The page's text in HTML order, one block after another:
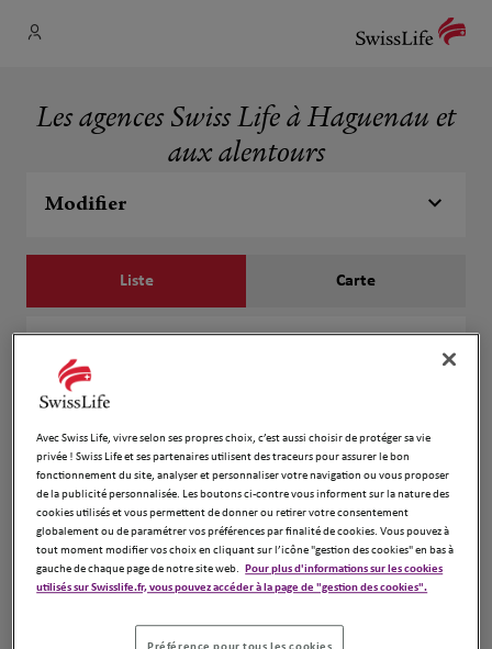
Les agences Swiss Life à Haguenau et
aux alentours
Modifier
Liste Carte
1
2.95 km
Fermé aujourd'hui
Numéro
Voir plus
Yves Freyermuth
39 Rue Nationale
Avec Swiss Life, vivre selon ses propres choix, c’est aussi choisir de protéger sa vie
privée ! Swiss Life et ses partenaires utilisent des traceurs pour assurer le bon
fonctionnement du site, analyser et personnaliser votre navigation ou vous proposer
de la publicité personnalisée. Les boutons ci-contre vous informent sur la nature des
cookies utilisés et vous permettent de donner ou retirer votre consentement
globalement ou de paramétrer vos préférences par finalité de cookies. Vous pouvez à
tout moment modifier vos choix en cliquant sur l’icône "gestion des cookies" en bas à
gauche de chaque page de notre site web. Pour plus d'informations sur les cookies
utilisés sur Swisslife.fr, vous pouvez accéder à la page de "gestion des cookies".